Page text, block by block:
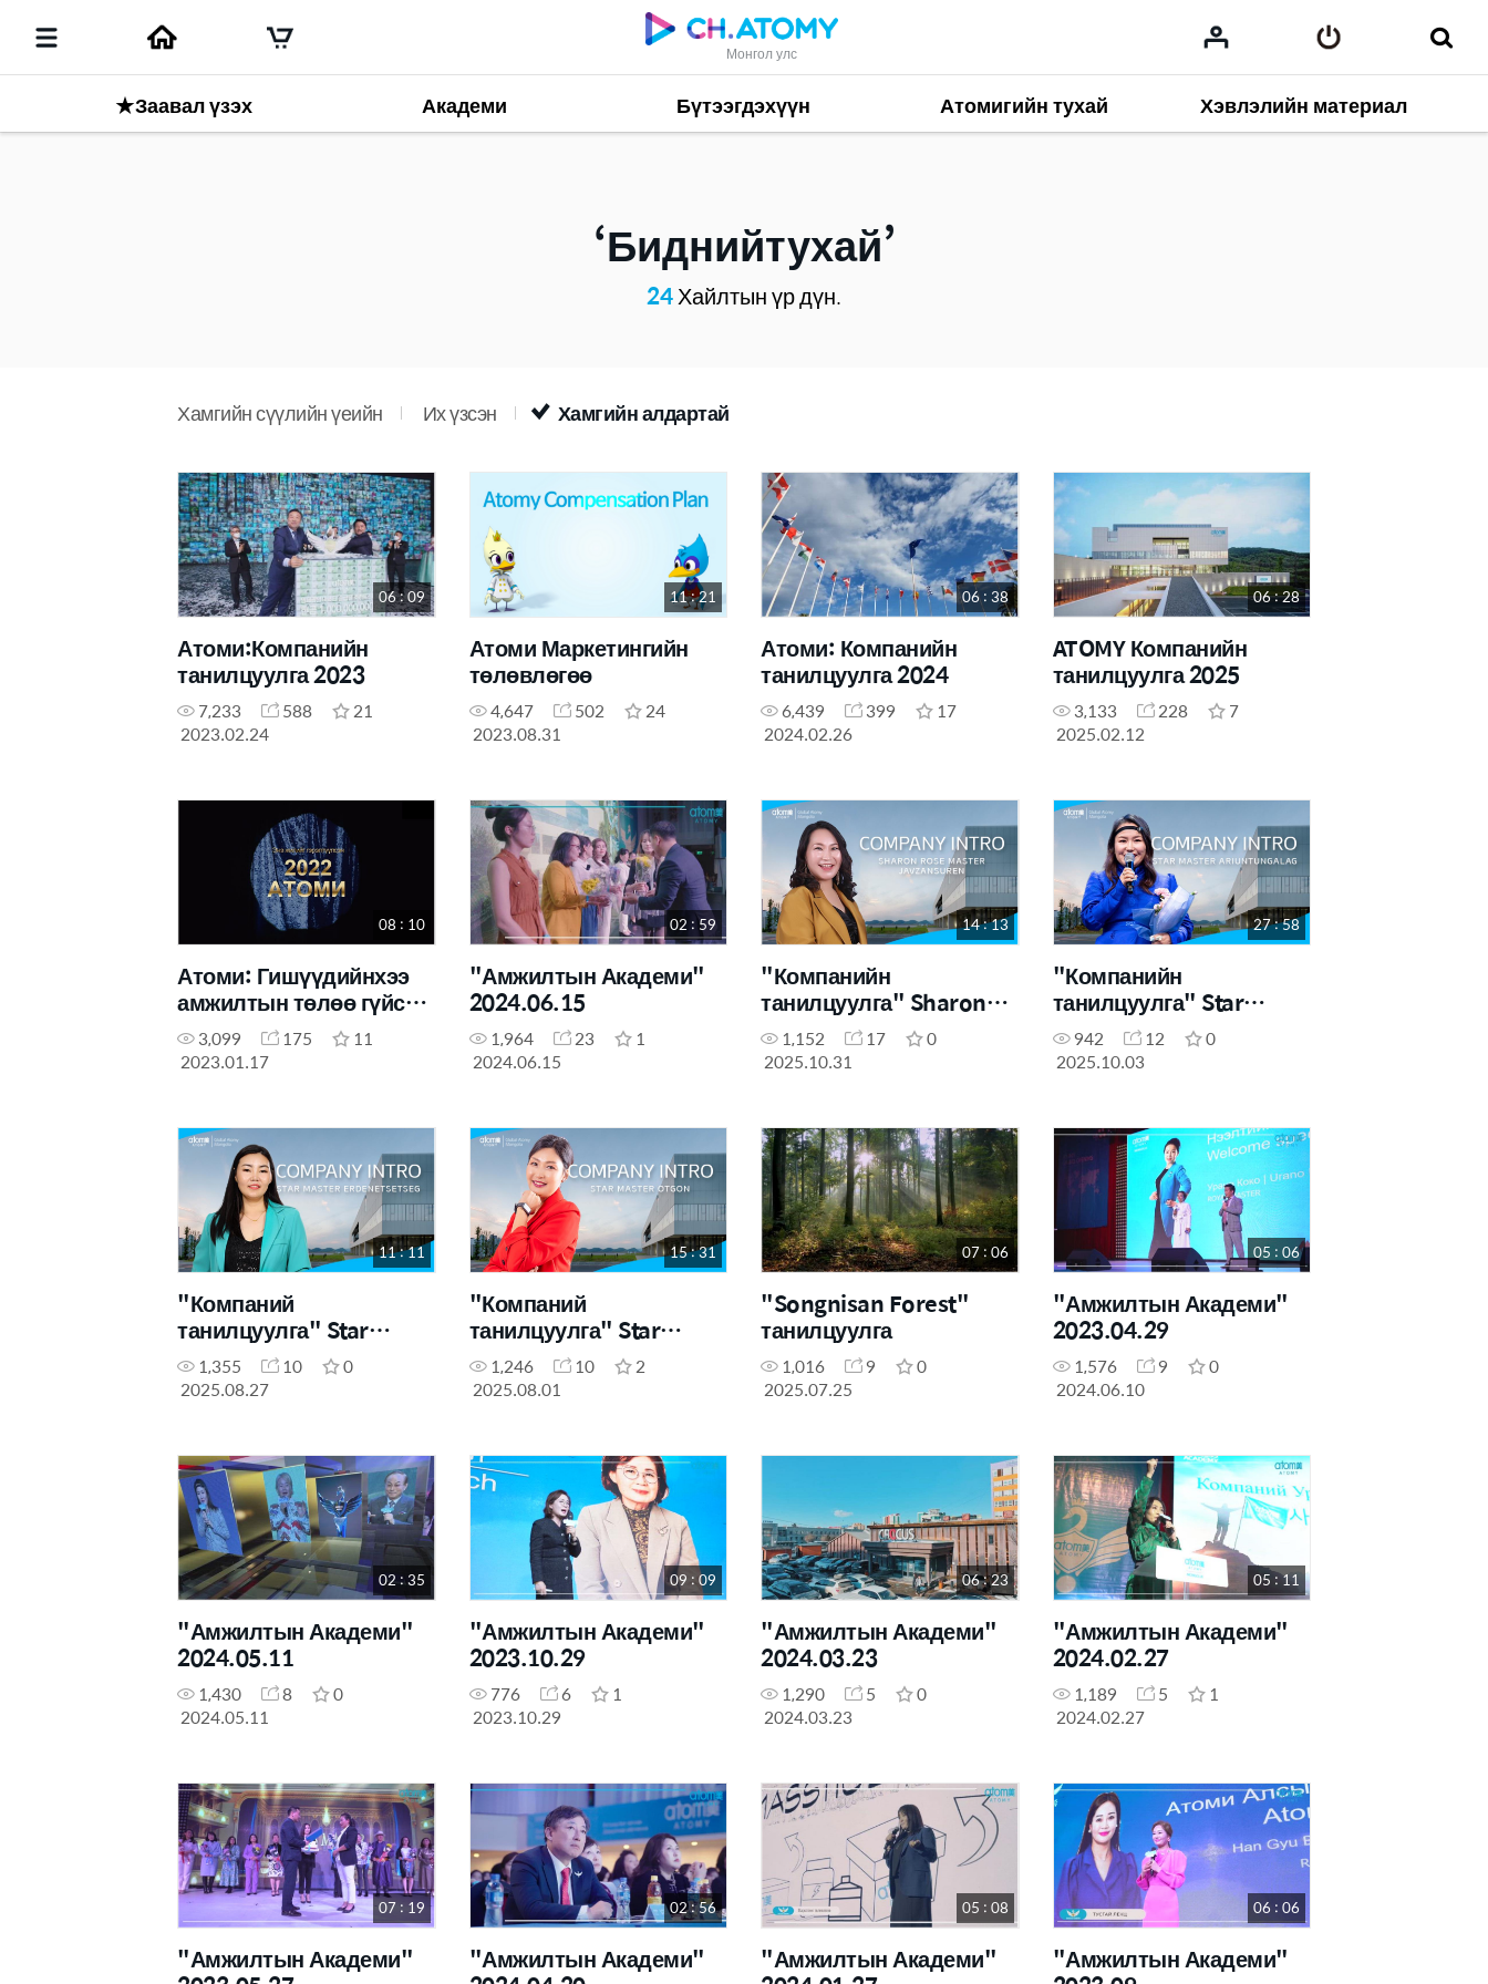
Монгол улс
★Заавал үзэх Академи Бүтээгдэхүүн Атомигийн тухай Хэвлэлийн материал
Биднийтухай
24Хайлтын үр дүн.
Хамгийн сүүлийн үеийн Их үзсэн Хамгийн алдартай
06 : 09
Атоми:Компанийн
танилцуулга 2023
7,233 588
21
2023.02.24
11 : 21
Атоми Маркетингийн
төлөвлөгөө
4,647 502
24
2023.08.31
06 : 38
Атоми: Компанийн
танилцуулга 2024
6,439 399
17
2024.02.26
06 : 28
ATOMY Компанийн
танилцуулга 2025
3,133 228
7
2025.02.12
08 : 10
Атоми: Гишүүдийнхээ
амжилтын төлөө гүйсэн
2022 он
3,099 175
11
2023.01.17
02 : 59
"Амжилтын Академи"
2024.06.15
1,964 23
1
2024.06.15
14 : 13
"Компанийн
танилцуулга" Sharon
Rose Master
Жавзансүрэн
1,152 17
0
2025.10.31
27 : 58
"Компанийн
танилцуулга" Star
Master Ариунтунгалаг
942 12
0
2025.10.03
11 : 11
"Компаний
танилцуулга" Star
Master Б.Эрдэнэцэцэг
1,355 10
0
2025.08.27
15 : 31
"Компаний
танилцуулга" Star
Master B.Otgon
1,246 10
2
2025.08.01
07 : 06
"Songnisan Forest"
танилцуулга
1,016 9
0
2025.07.25
05 : 06
"Амжилтын Академи"
2023.04.29
1,576 9
0
2024.06.10
02 : 35
"Амжилтын Академи"
2024.05.11
1,430 8
0
2024.05.11
09 : 09
"Амжилтын Академи"
2023.10.29
776 6
1
2023.10.29
06 : 23
"Амжилтын Академи"
2024.03.23
1,290 5
0
2024.03.23
05 : 11
"Амжилтын Академи"
2024.02.27
1,189 5
1
2024.02.27
07 : 19
"Амжилтын Академи"
02 : 56
"Амжилтын Академи"
05 : 08
"Амжилтын Академи"
06 : 06
"Амжилтын Академи"